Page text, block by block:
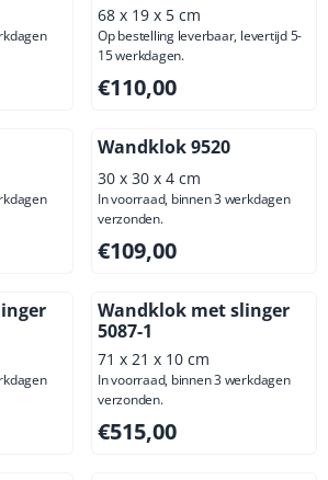
btw: 70,25
68 x 19 x 5 cm
Op bestelling leverbaar, levertijd 5-
15 werkdagen.
Prijs: 110,00, exclusief btw:
€110,00
btw: 127,27
Wandklok 9520
30 x 30 x 4 cm
In voorraad, binnen 3 werkdagen
verzonden.
Prijs: 109,00, exclusief btw:
€109,00
btw: 189,26
Wandklok met slinger
5087-1
71 x 21 x 10 cm
In voorraad, binnen 3 werkdagen
verzonden.
Prijs: 515,00, exclusief btw:
€515,00